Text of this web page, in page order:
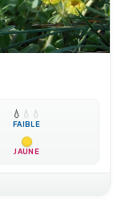
💧 💧 💧
FAIBLE
JAUNE